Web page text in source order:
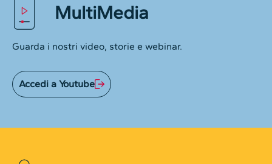
MultiMedia
Guarda i nostri video, storie e webinar.
Accedi a Youtube